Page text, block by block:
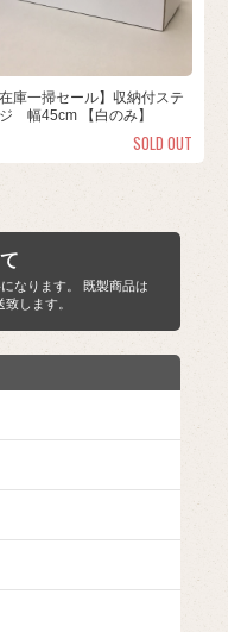
在庫一掃セール】収納付ステ
幅45cm 【白のみ】
SOLD OUT
なります。 既製商品は
します。